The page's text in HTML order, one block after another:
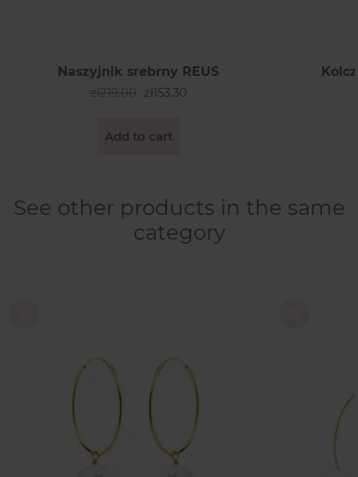
Naszyjnik srebrny REUS
zł219.00 zł153.30
Add to cart
See other products in the same
category